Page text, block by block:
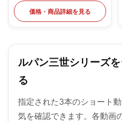
価格・商品詳細を見る
ルパン三世シリーズ
る
指定された3本のショート
気を確認できます。各動画